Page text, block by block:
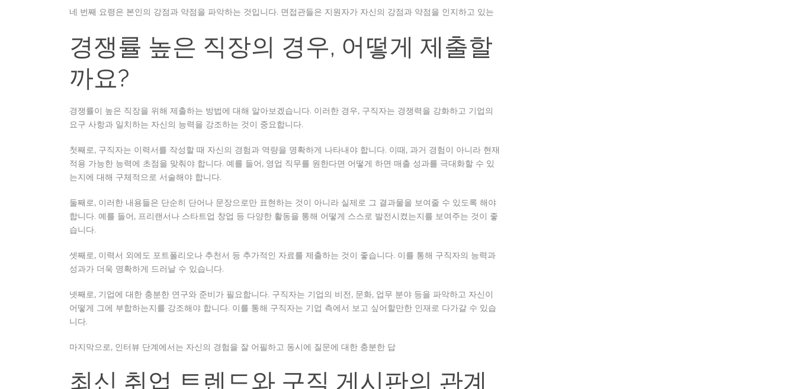
네 번째 요령은 본인의 강점과 약점을 파악하는 것입니다. 면접관들은 지원자가 자신의 강점과 약점을 인지하고 있는
경쟁률 높은 직장의 경우, 어떻게 제출할
까요?
경쟁률이 높은 직장을 위해 제출하는 방법에 대해 알아보겠습니다. 이러한 경우, 구직자는 경쟁력을 강화하고 기업의
요구 사항과 일치하는 자신의 능력을 강조하는 것이 중요합니다.
첫째로, 구직자는 이력서를 작성할 때 자신의 경험과 역량을 명확하게 나타내야 합니다. 이때, 과거 경험이 아니라 현재
적용 가능한 능력에 초점을 맞춰야 합니다. 예를 들어, 영업 직무를 원한다면 어떻게 하면 매출 성과를 극대화할 수 있
는지에 대해 구체적으로 서술해야 합니다.
둘째로, 이러한 내용들은 단순히 단어나 문장으로만 표현하는 것이 아니라 실제로 그 결과물을 보여줄 수 있도록 해야
합니다. 예를 들어, 프리랜서나 스타트업 창업 등 다양한 활동을 통해 어떻게 스스로 발전시켰는지를 보여주는 것이 좋
습니다.
셋째로, 이력서 외에도 포트폴리오나 추천서 등 추가적인 자료를 제출하는 것이 좋습니다. 이를 통해 구직자의 능력과
성과가 더욱 명확하게 드러날 수 있습니다.
넷째로, 기업에 대한 충분한 연구와 준비가 필요합니다. 구직자는 기업의 비전, 문화, 업무 분야 등을 파악하고 자신이
어떻게 그에 부합하는지를 강조해야 합니다. 이를 통해 구직자는 기업 측에서 보고 싶어할만한 인재로 다가갈 수 있습
니다.
마지막으로, 인터뷰 단계에서는 자신의 경험을 잘 어필하고 동시에 질문에 대한 충분한 답
최신 취업 트렌드와 구직 게시판의 관계